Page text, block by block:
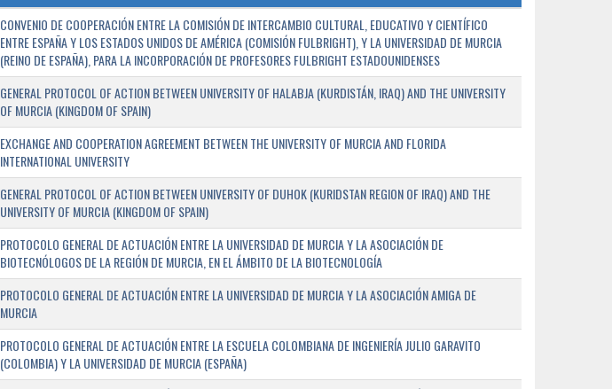
CONVENIO DE COOPERACIÓN ENTRE LA COMISIÓN DE INTERCAMBIO CULTURAL, EDUCATIVO Y CIENTÍFICO
ENTRE ESPAÑA Y LOS ESTADOS UNIDOS DE AMÉRICA (COMISIÓN FULBRIGHT), Y LA UNIVERSIDAD DE MURCIA
(REINO DE ESPAÑA), PARA LA INCORPORACIÓN DE PROFESORES FULBRIGHT ESTADOUNIDENSES
GENERAL PROTOCOL OF ACTION BETWEEN UNIVERSITY OF HALABJA (KURDISTÁN, IRAQ) AND THE UNIVERSITY
OF MURCIA (KINGDOM OF SPAIN)
EXCHANGE AND COOPERATION AGREEMENT BETWEEN THE UNIVERSITY OF MURCIA AND FLORIDA
INTERNATIONAL UNIVERSITY
GENERAL PROTOCOL OF ACTION BETWEEN UNIVERSITY OF DUHOK (KURIDSTAN REGION OF IRAQ) AND THE
UNIVERSITY OF MURCIA (KINGDOM OF SPAIN)
PROTOCOLO GENERAL DE ACTUACIÓN ENTRE LA UNIVERSIDAD DE MURCIA Y LA ASOCIACIÓN DE
BIOTECNÓLOGOS DE LA REGIÓN DE MURCIA, EN EL ÁMBITO DE LA BIOTECNOLOGÍA
PROTOCOLO GENERAL DE ACTUACIÓN ENTRE LA UNIVERSIDAD DE MURCIA Y LA ASOCIACIÓN AMIGA DE
MURCIA
PROTOCOLO GENERAL DE ACTUACIÓN ENTRE LA ESCUELA COLOMBIANA DE INGENIERÍA JULIO GARAVITO
(COLOMBIA) Y LA UNIVERSIDAD DE MURCIA (ESPAÑA)